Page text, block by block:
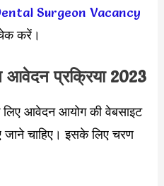
Surgeon Vacancy
करें।
आवेदन प्रक्रिया 2023
लिए आवेदन आयोग की वेबसाइट
चाहिए। इसके लिए चरण